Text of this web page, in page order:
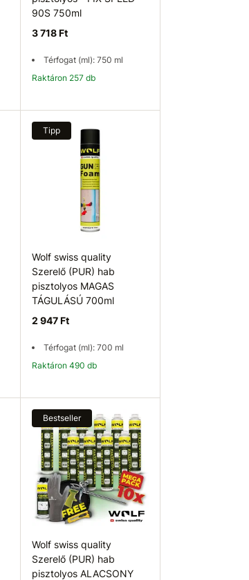
90S 750ml
3 718 Ft
Térfogat (ml): 750 ml
Raktáron 257 db
Kosárba
Tipp
Wolf swiss quality
Szerelő (PUR) hab
pisztolyos MAGAS
TÁGULÁSÚ 700ml
2 947 Ft
Térfogat (ml): 700 ml
Raktáron 490 db
Kosárba
Bestseller
Wolf swiss quality
Szerelő (PUR) hab
pisztolyos ALACSONY